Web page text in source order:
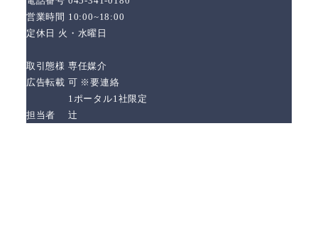
営業時間 10:00~18:00
定休日 火・水曜日
取引態様 専任媒介
広告転載 可 ※要連絡
1ポータル1社限定
担当者 辻